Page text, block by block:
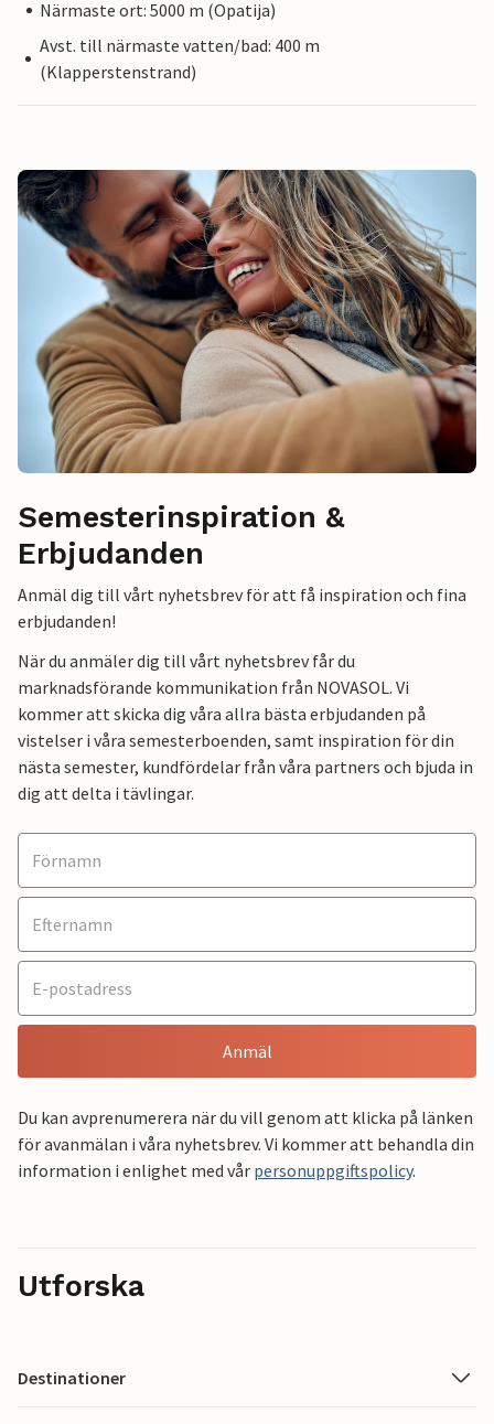
Närmaste ort: 5000 m (Opatija)
Avst. till närmaste vatten/bad: 400 m
(Klapperstenstrand)
Semesterinspiration &
Erbjudanden
Anmäl dig till vårt nyhetsbrev för att få inspiration och fina
erbjudanden!
När du anmäler dig till vårt nyhetsbrev får du
marknadsförande kommunikation från NOVASOL. Vi
kommer att skicka dig våra allra bästa erbjudanden på
vistelser i våra semesterboenden, samt inspiration för din
nästa semester, kundfördelar från våra partners och bjuda in
dig att delta i tävlingar.
Anmäl
Du kan avprenumerera när du vill genom att klicka på länken
för avanmälan i våra nyhetsbrev. Vi kommer att behandla din
information i enlighet med vår personuppgiftspolicy.
Utforska
Destinationer